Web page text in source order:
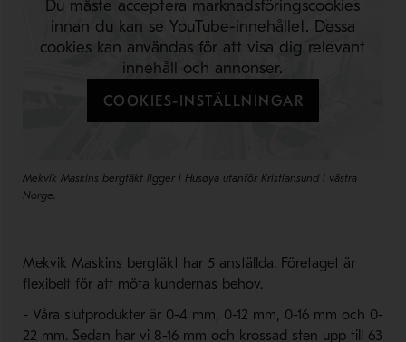
Du måste acceptera marknadsföringscookies
innan du kan se YouTube-innehållet. Dessa
cookies kan användas för att visa dig relevant
innehåll och annonser.
COOKIES-INSTÄLLNINGAR
Mekvik Maskins bergtäkt ligger i Husøya utanför Kristiansund i västra
Norge.
Mekvik Maskins bergtäkt har 5 anställda. Företaget är
flexibelt för att möta kundernas behov.
- Våra slutprodukter är 0-4 mm, 0-12 mm, 0-16 mm och 0-
22 mm. Sedan har vi 8-16 mm och krossad sten upp till 63